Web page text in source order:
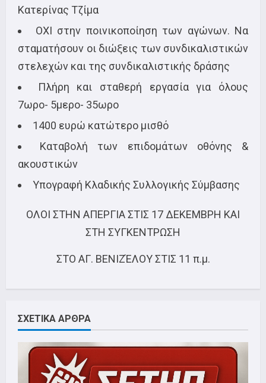
Κατερίνας Τζίμα
ΟΧΙ στην ποινικοποίηση των αγώνων. Να
σταματήσουν οι διώξεις των συνδικαλιστικών
στελεχών και της συνδικαλιστικής δράσης
Πλήρη και σταθερή εργασία για όλους
7ωρο- 5μερο- 35ωρο
1400 ευρώ κατώτερο μισθό
Καταβολή των επιδομάτων οθόνης &
ακουστικών
Υπογραφή Κλαδικής Συλλογικής Σύμβασης
ΟΛΟΙ ΣΤΗΝ ΑΠΕΡΓΙΑ ΣΤΙΣ 17 ΔΕΚΕΜΒΡΗ ΚΑΙ
ΣΤΗ ΣΥΓΚΕΝΤΡΩΣΗ
ΣΤΟ ΑΓ. ΒΕΝΙΖΈΛΟΥ ΣΤΙΣ 11 π.μ.
ΣΧΕΤΙΚΑ ΑΡΘΡΑ